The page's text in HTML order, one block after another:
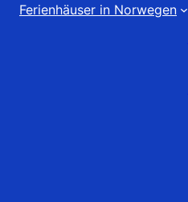
Ferienhäuser in Norwegen